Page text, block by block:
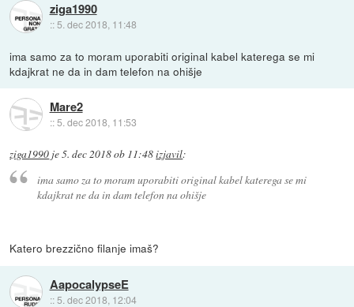
ziga1990
:: 5. dec 2018, 11:48
ima samo za to moram uporabiti original kabel katerega se mi
kdajkrat ne da in dam telefon na ohišje
Mare2
::5. dec 2018, 11:53
ziga1990 je5. dec 2018 ob 11:48izjavil:
ima samo za to moram uporabiti original kabel katerega se mi
kdajkrat ne da in dam telefon na ohišje
Katero brezzično filanje imaš?
AapocalypseE
:: 5. dec 2018, 12:04